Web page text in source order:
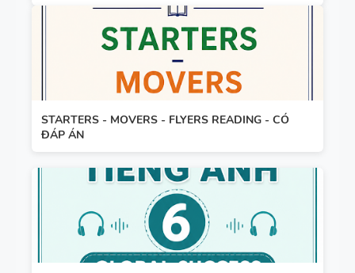
TẮT NGỮ
PHÁP -
TIẾNG ANH
6 - GLOBAL
SUCCESS -
HỌC KỲ 1 -
TÍNH TỪ
ĐUÔI _ING
VÀ _ED - CÓ
ĐÁP ÁN
STARTERS - MOVERS - FLYERS READING - CÓ
ĐÁP ÁN